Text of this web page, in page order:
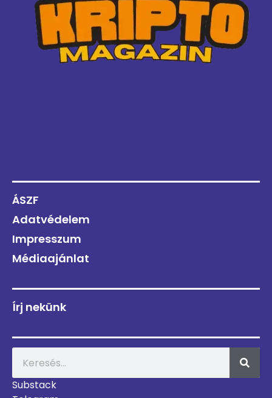
ÁSZF
Adatvédelem
Impresszum
Médiaajánlat
Írj nekünk
Substack